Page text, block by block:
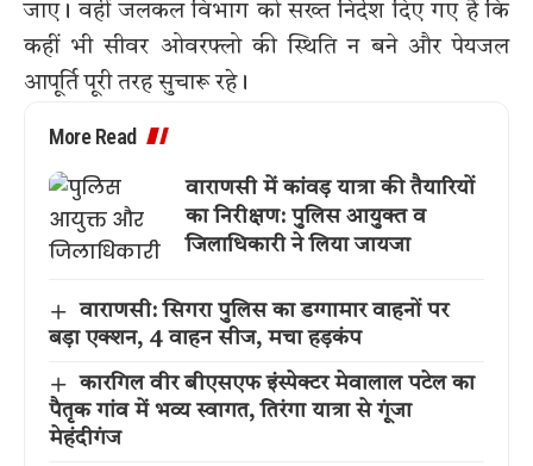
जाए। वहीं जलकल विभाग को सख्त निर्देश दिए गए हैं कि
कहीं भी सीवर ओवरफ्लो की स्थिति न बने और पेयजल
आपूर्ति पूरी तरह सुचारू रहे।
More Read
वाराणसी में कांवड़ यात्रा की तैयारियों
का निरीक्षण: पुलिस आयुक्त व
जिलाधिकारी ने लिया जायजा
वाराणसी: सिगरा पुलिस का डग्गामार वाहनों पर
बड़ा एक्शन, 4 वाहन सीज, मचा हड़कंप
कारगिल वीर बीएसएफ इंस्पेक्टर मेवालाल पटेल का
पैतृक गांव में भव्य स्वागत, तिरंगा यात्रा से गूंजा
मेहंदीगंज